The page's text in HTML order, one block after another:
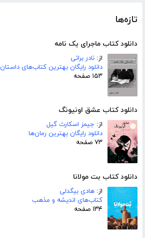
تازه‌ها
دانلود کتاب ماجرای یک نامه
از: نادر براتی
دانلود رایگان بهترین کتاب‌های داستان
۱۵۳ صفحه
دانلود کتاب عشق اونیونگ
از: جیمز اسکارث گیل
دانلود رایگان بهترین رمان‌ها
۷۳ صفحه
دانلود کتاب بت مولانا
از: هادی بیگدلی
کتاب‌های اندیشه و مذهب
۱۳۴ صفحه